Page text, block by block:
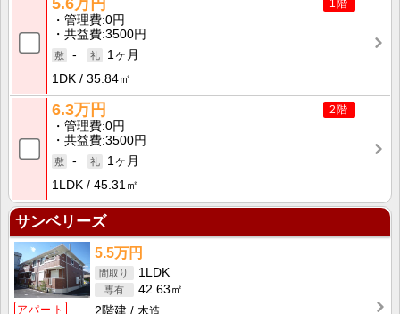
1階
管理費 0円
共益費 3500円
-
1ヶ月
1DK
35.84㎡
2階
6.3万円
管理費 0円
共益費 3500円
-
1ヶ月
1LDK
45.31㎡
サンベリーズ
アパート
5.5万円
1LDK
42.63㎡
2階建
木造